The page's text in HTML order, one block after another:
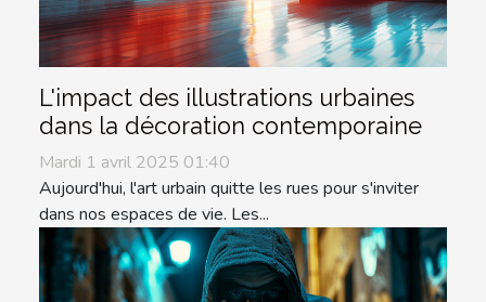
L'impact des illustrations urbaines
dans la décoration contemporaine
Mardi 1 avril 2025 01:40
Aujourd'hui, l'art urbain quitte les rues pour s'inviter
dans nos espaces de vie. Les...